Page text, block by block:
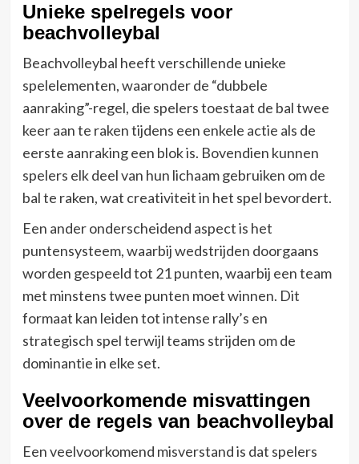
Unieke spelregels voor
beachvolleybal
Beachvolleybal heeft verschillende unieke
spelelementen, waaronder de “dubbele
aanraking”-regel, die spelers toestaat de bal twee
keer aan te raken tijdens een enkele actie als de
eerste aanraking een blok is. Bovendien kunnen
spelers elk deel van hun lichaam gebruiken om de
bal te raken, wat creativiteit in het spel bevordert.
Een ander onderscheidend aspect is het
puntensysteem, waarbij wedstrijden doorgaans
worden gespeeld tot 21 punten, waarbij een team
met minstens twee punten moet winnen. Dit
formaat kan leiden tot intense rally’s en
strategisch spel terwijl teams strijden om de
dominantie in elke set.
Veelvoorkomende misvattingen
over de regels van beachvolleybal
Een veelvoorkomend misverstand is dat spelers